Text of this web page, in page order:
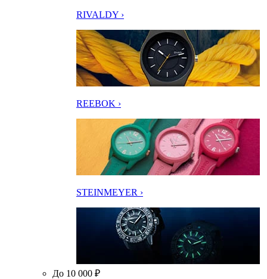
RIVALDY ›
REEBOK ›
STEINMEYER ›
До 10 000 ₽